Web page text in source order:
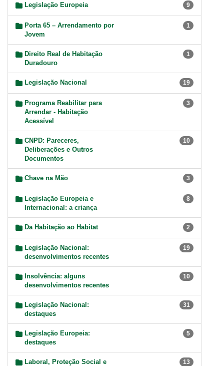
Legislação Europeia 9
Porta 65 – Arrendamento por
Jovem
1
Direito Real de Habitação
Duradouro
1
Legislação Nacional 19
Programa Reabilitar para
Arrendar - Habitação
Acessível
3
CNPD: Pareceres,
Deliberações e Outros
Documentos
10
Chave na Mão 3
Legislação Europeia e
Internacional: a criança
8
Da Habitação ao Habitat 2
Legislação Nacional:
desenvolvimentos recentes
19
Insolvência: alguns
desenvolvimentos recentes
10
Legislação Nacional:
destaques
31
Legislação Europeia:
destaques
5
Laboral, Proteção Social e
13